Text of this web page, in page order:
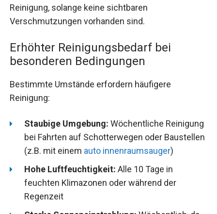
Reinigung, solange keine sichtbaren
Verschmutzungen vorhanden sind.
Erhöhter Reinigungsbedarf bei
besonderen Bedingungen
Bestimmte Umstände erfordern häufigere
Reinigung:
Staubige Umgebung: Wöchentliche Reinigung
bei Fahrten auf Schotterwegen oder Baustellen
(z.B. mit einem auto innenraumsauger)
Hohe Luftfeuchtigkeit: Alle 10 Tage in
feuchten Klimazonen oder während der
Regenzeit